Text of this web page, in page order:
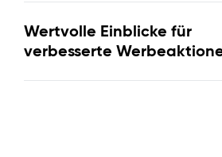
Wertvolle Einblicke für
verbesserte